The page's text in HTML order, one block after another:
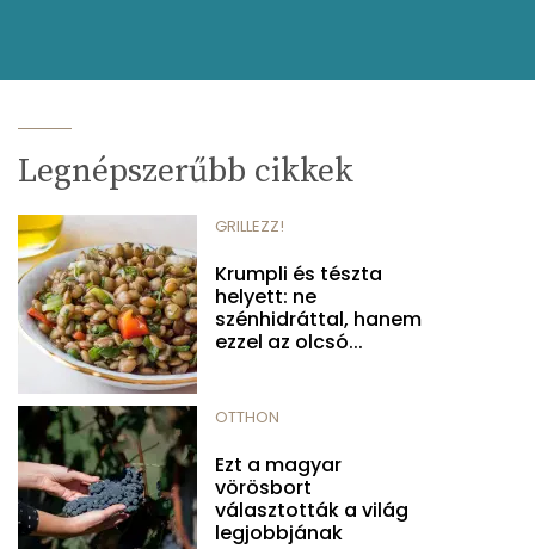
Legnépszerűbb cikkek
GRILLEZZ!
Krumpli és tészta
helyett: ne
szénhidráttal, hanem
ezzel az olcsó...
OTTHON
Ezt a magyar
vörösbort
választották a világ
legjobbjának